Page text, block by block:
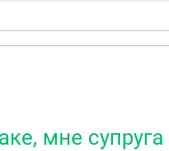
мне супруга